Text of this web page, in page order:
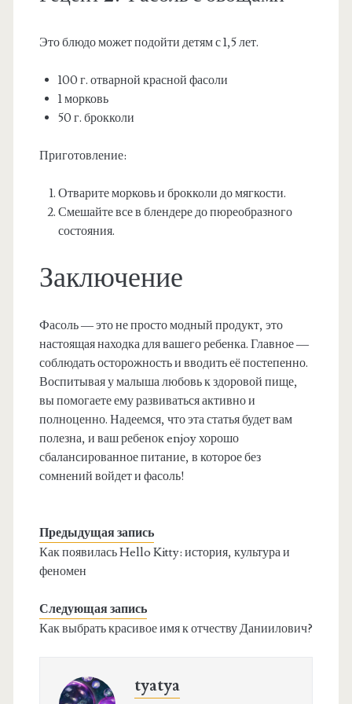
Это блюдо может подойти детям с 1,5 лет.
100 г. отварной красной фасоли
1 морковь
50 г. брокколи
Приготовление:
Отварите морковь и брокколи до мягкости.
Смешайте все в блендере до пюреобразного
состояния.
Заключение
Фасоль — это не просто модный продукт, это
настоящая находка для вашего ребенка. Главное —
соблюдать осторожность и вводить её постепенно.
Воспитывая у малыша любовь к здоровой пище,
вы помогаете ему развиваться активно и
полноценно. Надеемся, что эта статья будет вам
полезна, и ваш ребенок enjoy хорошо
сбалансированное питание, в которое без
сомнений войдет и фасоль!
Предыдущая запись
Как появилась Hello Kitty: история, культура и
феномен
Следующая запись
Как выбрать красивое имя к отчеству Даниилович?
tyatya